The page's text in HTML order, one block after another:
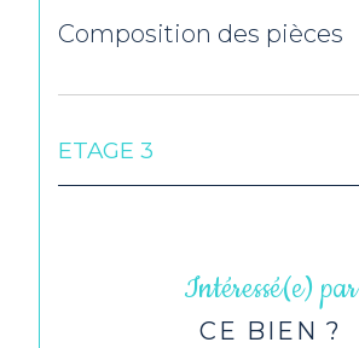
Composition des pièces
ETAGE 3
Intéressé(e) par
CE BIEN ?